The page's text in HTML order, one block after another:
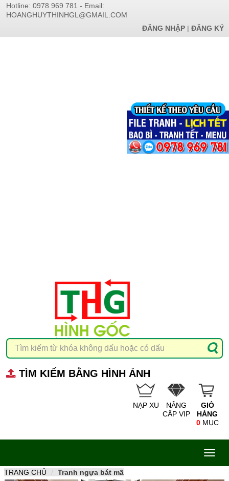
Hotline: 0978 969 781 - Email:
HOANGHUYTHINHGL@GMAIL.COM
ĐĂNG NHẬP | ĐĂNG KÝ
TÌM KIẾM BẰNG HÌNH ẢNH
GIỎ
HÀNG
0MỤC
NÂNG
CẤP VIP
NẠP XU
TRANG CHỦ
Tranh ngựa bát mã